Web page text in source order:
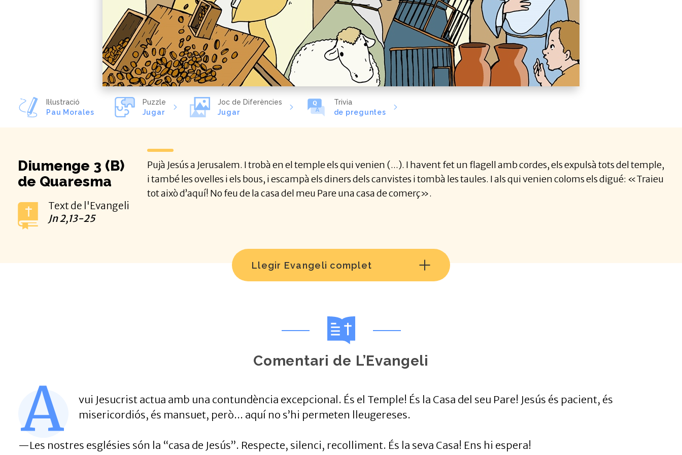
Il·lustració
Pau Morales
Puzzle
Jugar
Joc de Diferències
Jugar
Trivia
de preguntes
Diumenge 3 (B)
de Quaresma
Text de l'Evangeli
Jn2,13-25
Pujà Jesús a Jerusalem. I trobà en el temple els qui venien (...). I havent fet un flagell amb cordes, els expulsà tots del temple,
i també les ovelles i els bous, i escampà els diners dels canvistes i tombà les taules. I als qui venien coloms els digué: «Traieu
tot això d’aquí! No feu de la casa del meu Pare una casa de comerç».
Llegir Evangeli complet
Comentari de L’Evangeli
A
vui Jesucrist actua amb una contundència excepcional. És el Temple! És la Casa del seu Pare! Jesús és pacient, és
misericordiós, és mansuet, però... aquí no s’hi permeten lleugereses.
—Les nostres esglésies són la “casa de Jesús”. Respecte, silenci, recolliment. És la seva Casa! Ens hi espera!